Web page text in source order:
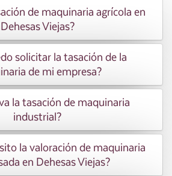
de maquinaria agrícola en
Dehesas Viejas?
solicitar la tasación de la
de mi empresa?
la tasación de maquinaria
industrial?
la valoración de maquinaria
en Dehesas Viejas?